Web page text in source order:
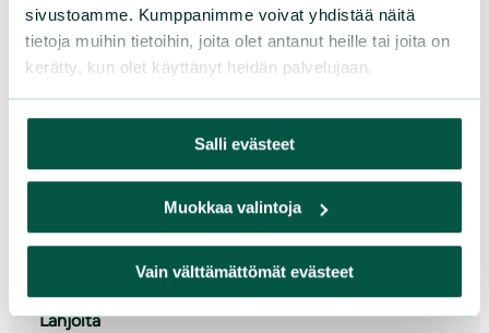
sivustoamme. Kumppanimme voivat yhdistää näitä
tietoja muihin tietoihin, joita olet antanut heille tai joita on
kerätty, kun olet käyttänyt heidän palvelujaan.
Salli evästeet
Muokkaa valintoja
Vain välttämättömät evästeet
00580 Helsinki
Asiakaspalvelu ja lahjoitukset
Puh. 09 228 08210 (arkisin 9-15)
Tue meitä
Lahjoita